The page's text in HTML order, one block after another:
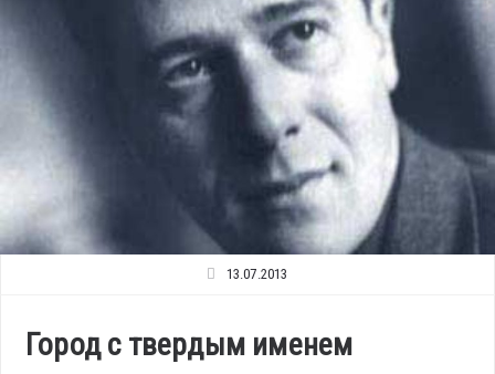
13.07.2013
Город с твердым именем